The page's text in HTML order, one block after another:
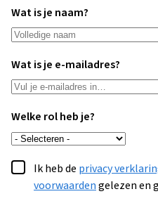
Wat is je naam?
Wat is je e-mailadres?
Welke rol heb je?
Ik heb de privacy
voorwaardengelezen en